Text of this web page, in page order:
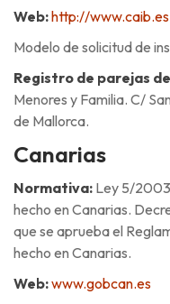
Web:http://www.caib.es
Modelo de solicitud de
Registro de parejas
Menores y Familia. C/
de Mallorca.
Canarias
Normativa: Ley 5/
hecho en Canarias.
que se aprueba el
hecho en Canarias.
Web:www.gobcan.es